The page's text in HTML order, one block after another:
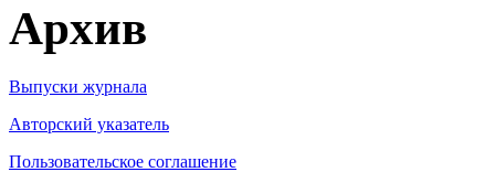
Архив
Выпуски журнала
Авторский указатель
Пользовательское соглашение